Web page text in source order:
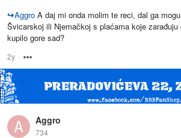
↪Aggro A daj mi onda molim te reci, dal ga
Švicarskoj ili Njemačkoj s plaćama koje
kupilo gore sad?
2y
Aggro
734